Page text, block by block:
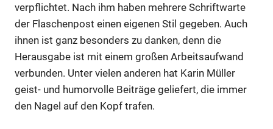
verpflichtet. Nach ihm haben mehrere Schriftwarte
der Flaschenpost einen eigenen Stil gegeben. Auch
ihnen ist ganz besonders zu danken, denn die
Herausgabe ist mit einem großen Arbeitsaufwand
verbunden. Unter vielen anderen hat Karin Müller
geist- und humorvolle Beiträge geliefert, die immer
den Nagel auf den Kopf trafen.